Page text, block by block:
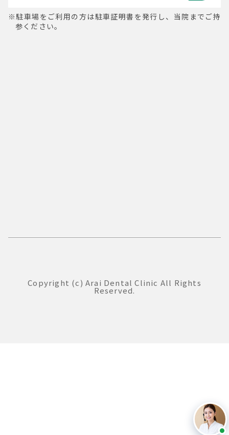
駐車場をご利用の方は駐車証明書を発行し、当院までご持
参ください。
Copyright (c) Arai Dental Clinic All Rights
Reserved.